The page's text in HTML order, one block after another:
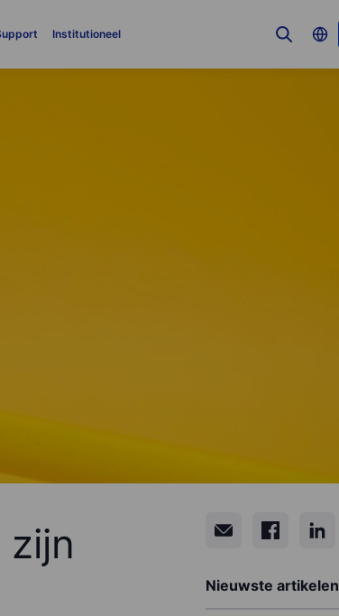
Institutioneel
Nieuwste artikelen